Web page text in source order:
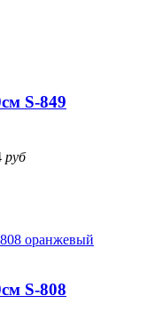
S-849
руб
S-808